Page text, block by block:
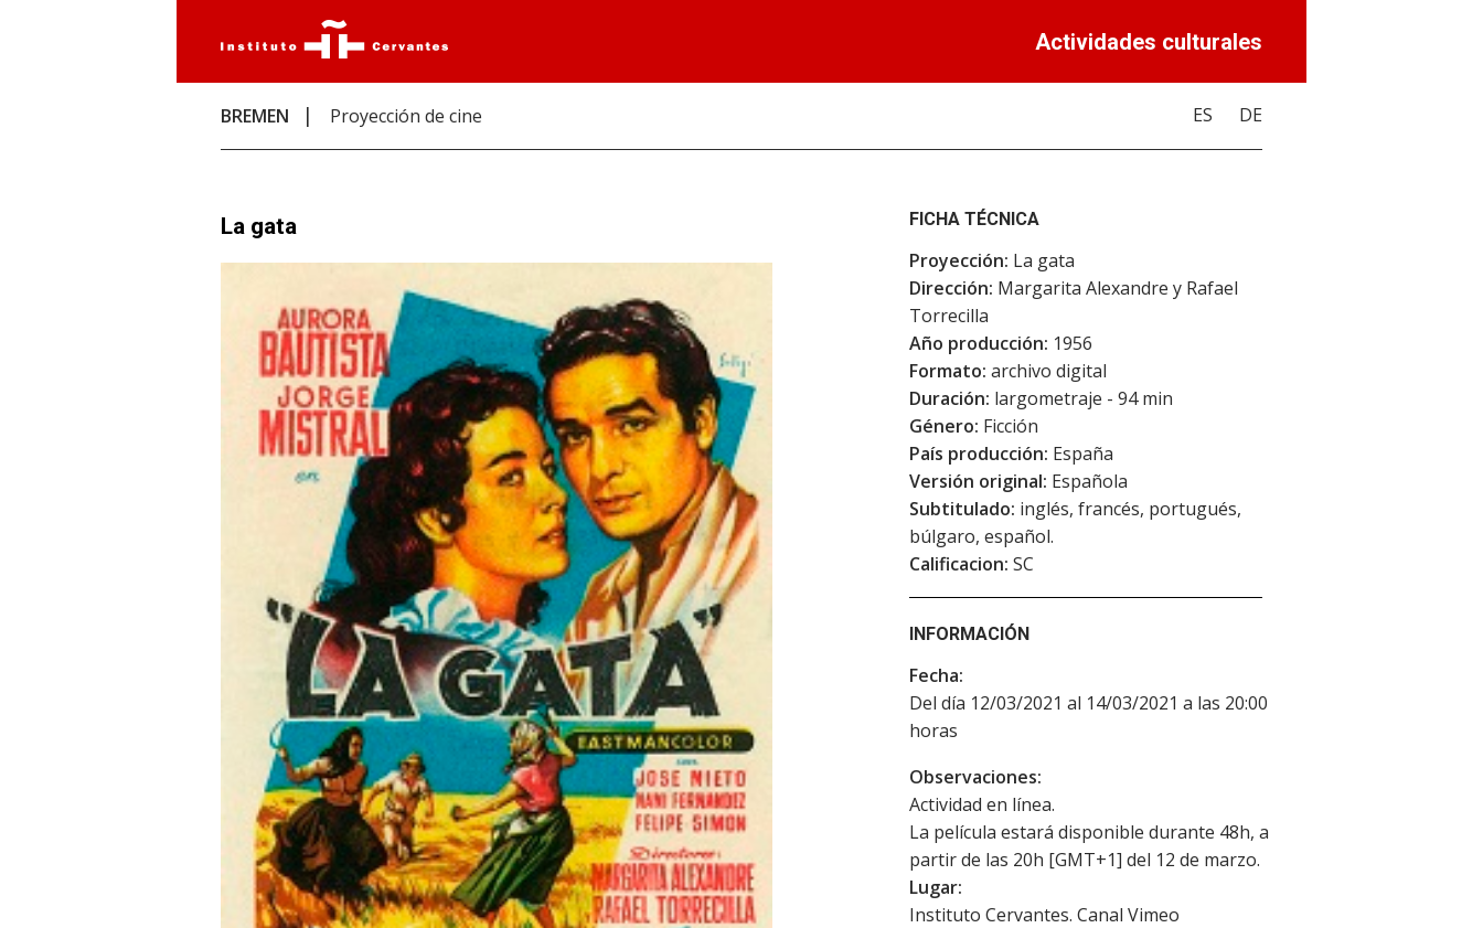
Actividades culturales
BREMEN Proyección de cine ES DE
La gata FICHA TÉCNICA
Proyección: La gata
Dirección: Margarita Alexandre y Rafael
Torrecilla
Año producción: 1956
Formato: archivo digital
Duración: largometraje - 94 min
Género: Ficción
País producción: España
Versión original: Española
Subtitulado: inglés, francés, portugués,
búlgaro, español.
Calificacion: SC
INFORMACIÓN
Fecha:
Del día 12/03/2021 al 14/03/2021 a las 20:00
horas
Observaciones:
Actividad en línea.
La película estará disponible durante 48h, a
partir de las 20h [GMT+1] del 12 de marzo.
Lugar:
Instituto Cervantes. Canal Vimeo